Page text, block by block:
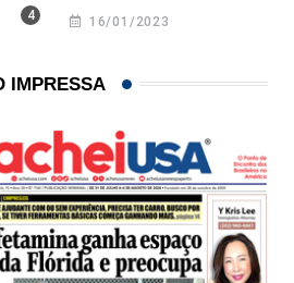
falsas vagas de emprego para
assassinada a facadas
16/01/2023
IMPRESSA